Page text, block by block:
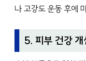
나 고강도 운동 후에
5. 피부 건강 개